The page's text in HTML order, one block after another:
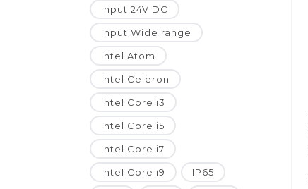
Input 24V DC
Input Wide range
Intel Atom
Intel Celeron
Intel Core i3
Intel Core i5
Intel Core i7
Intel Core i9 IP65